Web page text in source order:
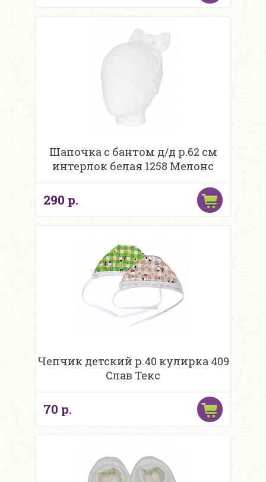
Шапочка с бантом д/д р.62 см
интерлок белая 1258 Мелонс
290 р.
Чепчик детский р.40 кулирка 409
Слав Текс
70 р.